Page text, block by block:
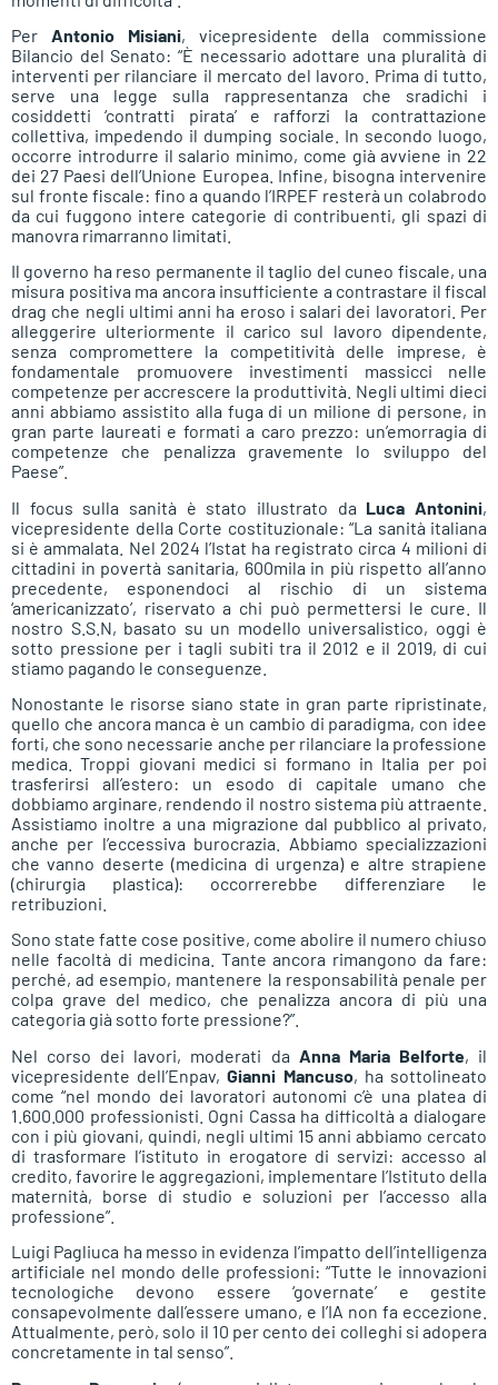
Per Antonio Misiani, vicepresidente della commissione
Bilancio del Senato: “È necessario adottare una pluralità di
interventi per rilanciare il mercato del lavoro. Prima di tutto,
serve una legge sulla rappresentanza che sradichi i
cosiddetti ‘contratti pirata’ e rafforzi la contrattazione
collettiva, impedendo il dumping sociale. In secondo luogo,
occorre introdurre il salario minimo, come già avviene in 22
dei 27 Paesi dell’Unione Europea. Infine, bisogna intervenire
sul fronte fiscale: fino a quando l’IRPEF resterà un colabrodo
da cui fuggono intere categorie di contribuenti, gli spazi di
manovra rimarranno limitati.
Il governo ha reso permanente il taglio del cuneo fiscale, una
misura positiva ma ancora insufficiente a contrastare il fiscal
drag che negli ultimi anni ha eroso i salari dei lavoratori. Per
alleggerire ulteriormente il carico sul lavoro dipendente,
senza compromettere la competitività delle imprese, è
fondamentale promuovere investimenti massicci nelle
competenze per accrescere la produttività. Negli ultimi dieci
anni abbiamo assistito alla fuga di un milione di persone, in
gran parte laureati e formati a caro prezzo: un’emorragia di
competenze che penalizza gravemente lo sviluppo del
Paese”.
Il focus sulla sanità è stato illustrato da Luca Antonini,
vicepresidente della Corte costituzionale: “La sanità italiana
si è ammalata. Nel 2024 l’Istat ha registrato circa 4 milioni di
cittadini in povertà sanitaria, 600mila in più rispetto all’anno
precedente, esponendoci al rischio di un sistema
‘americanizzato’, riservato a chi può permettersi le cure. Il
nostro S.S.N, basato su un modello universalistico, oggi è
sotto pressione per i tagli subiti tra il 2012 e il 2019, di cui
stiamo pagando le conseguenze.
Nonostante le risorse siano state in gran parte ripristinate,
quello che ancora manca è un cambio di paradigma, con idee
forti, che sono necessarie anche per rilanciare la professione
medica. Troppi giovani medici si formano in Italia per poi
trasferirsi all’estero: un esodo di capitale umano che
dobbiamo arginare, rendendo il nostro sistema più attraente.
Assistiamo inoltre a una migrazione dal pubblico al privato,
anche per l’eccessiva burocrazia. Abbiamo specializzazioni
che vanno deserte (medicina di urgenza) e altre strapiene
(chirurgia plastica): occorrerebbe differenziare le
retribuzioni.
Sono state fatte cose positive, come abolire il numero chiuso
nelle facoltà di medicina. Tante ancora rimangono da fare:
perché, ad esempio, mantenere la responsabilità penale per
colpa grave del medico, che penalizza ancora di più una
categoria già sotto forte pressione?”.
Nel corso dei lavori, moderati da Anna Maria Belforte, il
vicepresidente dell’Enpav,Gianni Mancuso, ha sottolineato
come “nel mondo dei lavoratori autonomi c’è una platea di
1.600.000 professionisti. Ogni Cassa ha difficoltà a dialogare
con i più giovani, quindi, negli ultimi 15 anni abbiamo cercato
di trasformare l’istituto in erogatore di servizi: accesso al
credito, favorire le aggregazioni, implementare l’Istituto della
maternità, borse di studio e soluzioni per l’accesso alla
professione”.
Luigi Pagliuca ha messo in evidenza l’impatto dell’intelligenza
artificiale nel mondo delle professioni: “Tutte le innovazioni
tecnologiche devono essere ‘governate’ e gestite
consapevolmente dall’essere umano, e l’IA non fa eccezione.
Attualmente, però, solo il 10 per cento dei colleghi si adopera
concretamente in tal senso”.